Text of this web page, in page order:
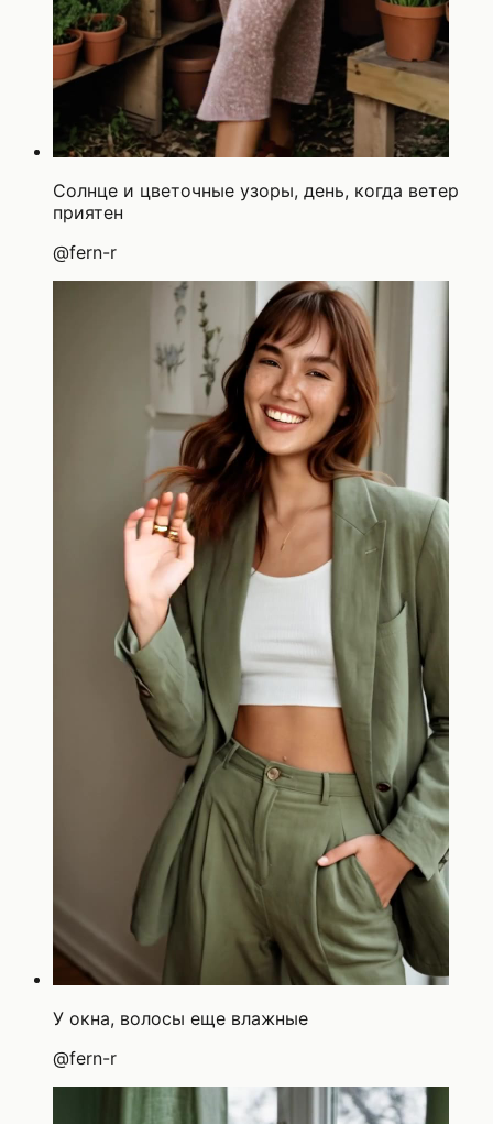
Солнце и цветочные узоры, день, когда ветер
приятен
@fern-r
У окна, волосы еще влажные
@fern-r